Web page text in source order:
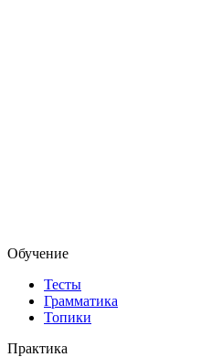
Обучение
Тесты
Грамматика
Топики
Практика